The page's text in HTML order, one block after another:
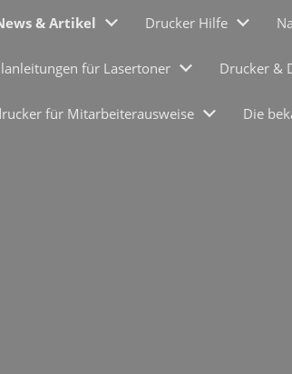
& Artikel Drucker Hilfe
für Lasertoner Drucker &
für Mitarbeiterausweise Die